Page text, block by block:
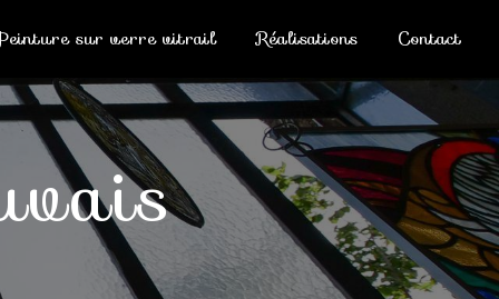
sur verre vitrail Réalisations Contact